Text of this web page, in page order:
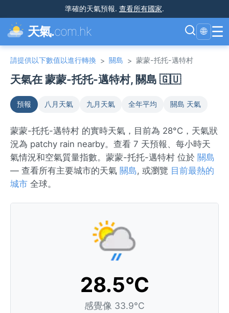
準確的天氣預報. 查看所有國家.
天氣.com.hk 🌐 ☰
請提供以下數值以進行轉換 > 關島 > 蒙蒙-托托-邁特村
天氣在 蒙蒙-托托-邁特村, 關島 🇬🇺
預報 八月天氣 九月天氣 全年平均 關島 天氣
蒙蒙-托托-邁特村 的實時天氣，目前為 28°C，天氣狀
況為 patchy rain nearby。查看 7 天預報、每小時天
氣情況和空氣質量指數。蒙蒙-托托-邁特村 位於 關島
— 查看所有主要城市的天氣 關島, 或瀏覽 目前最熱的
城市 全球。
28.5°C
感覺像 33.9°C